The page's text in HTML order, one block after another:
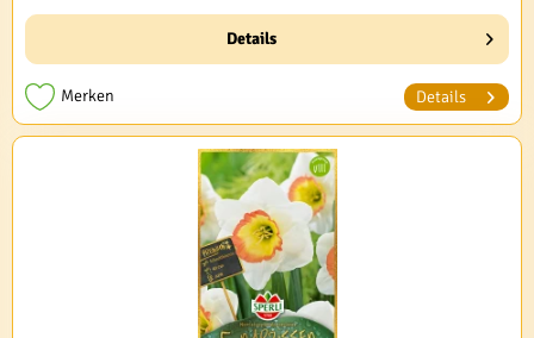
Details
Merken Details